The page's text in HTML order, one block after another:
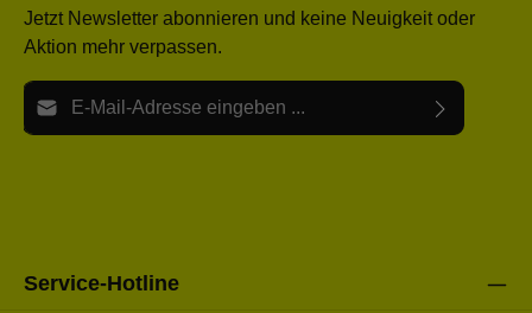
Jetzt Newsletter abonnieren und keine Neuigkeit oder
Aktion mehr verpassen.
E-Mail-Adresse*
Service-Hotline